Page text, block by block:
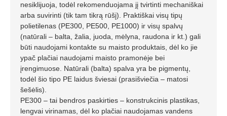
nesiklijuoja, todėl rekomenduojama jį tvirtinti mechaniškai
arba suvirinti (tik tam tikrą rūšį). Praktiškai visų tipų
polietilenas (PE300, PE500, PE1000) ir visų spalvų
(natūrali – balta, žalia, juoda, mėlyna, raudona ir kt.) gali
būti naudojami kontakte su maisto produktais, dėl ko jie
ypač plačiai naudojami maisto pramonėje bei
įrengimuose. Natūrali (balta) spalva yra be pigmentų,
todėl šio tipo PE laidus šviesai (prasišviečia – matosi
šešėlis).
PE300 – tai bendros paskirties – konstrukcinis plastikas,
lengvai virinamas, dėl ko plačiai naudojamas vandens